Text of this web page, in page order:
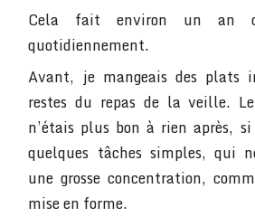
Cela fait environ un an
quotidiennement.
Avant, je mangeais des plats
restes du repas de la veille.
n’étais plus bon à rien après,
quelques tâches simples, qui
une grosse concentration,
mise en forme.